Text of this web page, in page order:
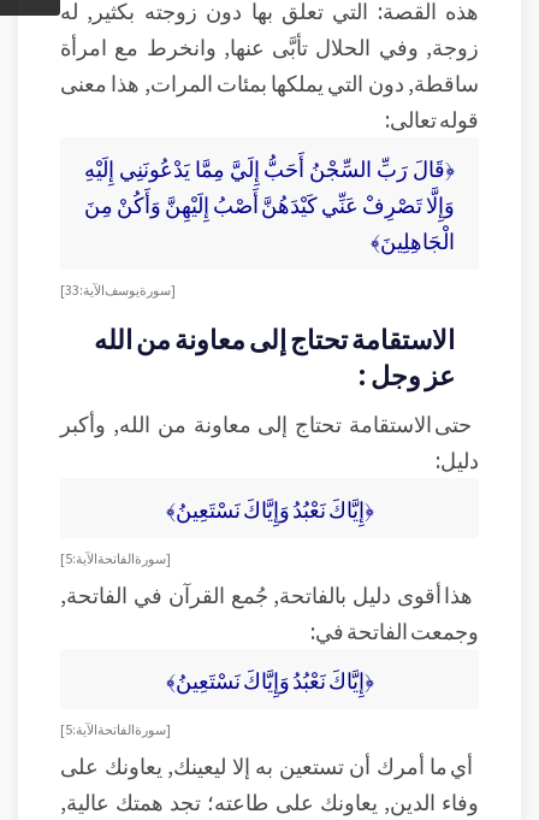
هذه القصة: التي تعلق بها دون زوجته بكثير, له
زوجة, وفي الحلال تأبَّى عنها, وانخرط مع امرأة
ساقطة, دون التي يملكها بمئات المرات, هذا معنى
قوله تعالى:
﴿قَالَ رَبِّ السِّجْنُ أَحَبُّ إِلَيَّ مِمَّا يَدْعُونَنِي إِلَيْهِ
وَإِلَّا تَصْرِفْ عَنِّي كَيْدَهُنَّ أَصْبُ إِلَيْهِنَّ وَأَكُنْ مِنَ
الْجَاهِلِينَ﴾
[سورة يوسف الآية:33]
الاستقامة تحتاج إلى معاونة من الله
عز وجل :
حتى الاستقامة تحتاج إلى معاونة من الله, وأكبر
دليل:
﴿إِيَّاكَ نَعْبُدُ وَإِيَّاكَ نَسْتَعِينُ﴾
[سورة الفاتحة الآية:5]
هذا أقوى دليل بالفاتحة, جُمع القرآن في الفاتحة,
وجمعت الفاتحة في:
﴿إِيَّاكَ نَعْبُدُ وَإِيَّاكَ نَسْتَعِينُ﴾
[سورة الفاتحة الآية:5]
أي ما أمرك أن تستعين به إلا ليعينك, يعاونك على
وفاء الدين, يعاونك على طاعته؛ تجد همتك عالية,